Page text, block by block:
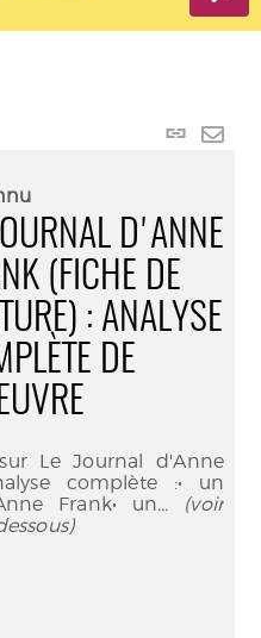
Lien
mail
D'ANNE
(FICHE DE
: ANALYSE
DE
Le Journal d'Anne
complète :• un
Frank• un... (voir